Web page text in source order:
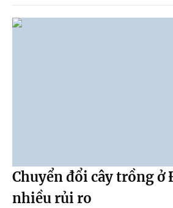
Chuyển đổi cây trồng ở
nhiều rủi ro